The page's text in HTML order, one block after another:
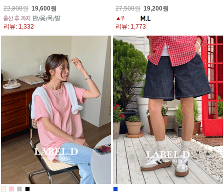
22,800원 19,600원
리뷰: 1,332
27,500원 19,200원
리뷰: 1,773